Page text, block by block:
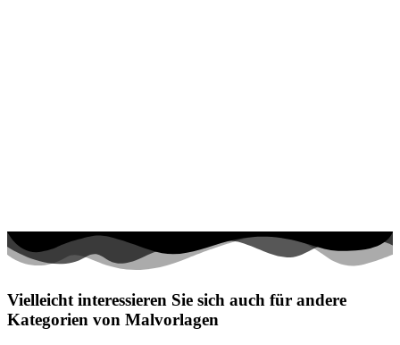
Vielleicht interessieren Sie sich auch für andere
Kategorien von Malvorlagen